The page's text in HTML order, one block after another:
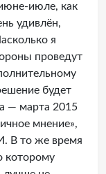
июле, как
удивлён,
я
проведут
будет
— марта 2015
мнение»,
В то же время
которому